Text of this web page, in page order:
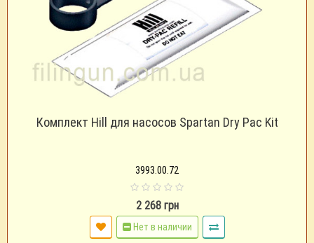
Комплект Hill для насосов Spartan Dry Pac Kit
3993.00.72
2 268 грн
Нет в наличии